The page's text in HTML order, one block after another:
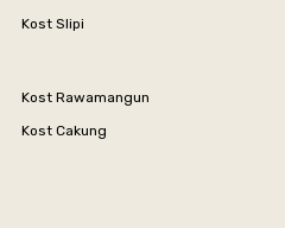
Kost Slipi
Kost Rawamangun
Kost Cakung